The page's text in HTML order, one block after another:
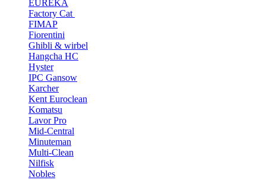
EUREKA
Factory Cat
FIMAP
Fiorentini
Ghibli & wirbel
Hangcha HC
Hyster
IPC Gansow
Karcher
Kent Euroclean
Komatsu
Lavor Pro
Mid-Central
Minuteman
Multi-Clean
Nilfisk
Nobles